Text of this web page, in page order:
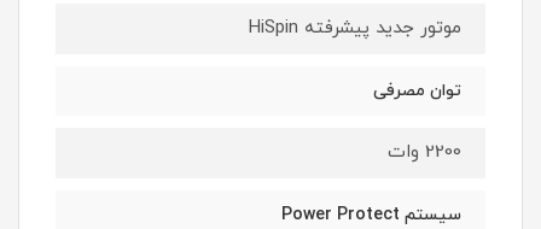
موتور جدید پیشرفته HiSpin
توان مصرفی
2200 وات
سیستم Power Protect